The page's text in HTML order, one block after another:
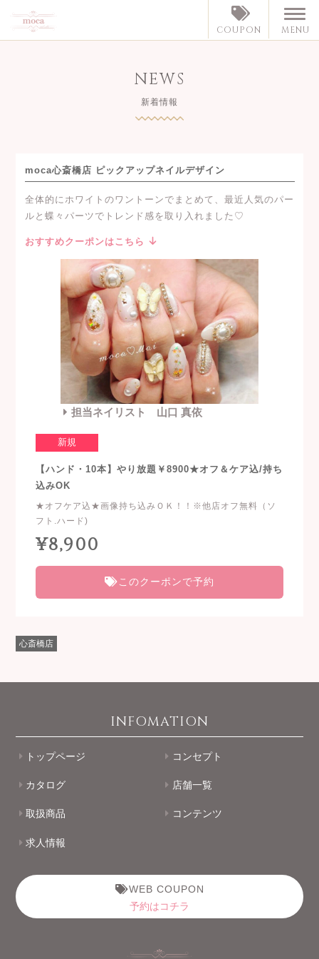
COUPON MENU
NEWS
新着情報
moca心斎橋店 ピックアップネイルデザイン
全体的にホワイトのワントーンでまとめて、最近人気のパー
ルと蝶々パーツでトレンド感を取り入れました♡
おすすめクーポンはこちら
担当ネイリスト 山口 真依
新規
【ハンド・10本】やり放題￥8900★オフ＆ケア込/持ち
込みOK
★オフケア込★画像持ち込みＯＫ！！※他店オフ無料（ソ
フト.ハード)
¥8,900
このクーポンで予約
心斎橋店
INFOMATION
トップページ コンセプト
カタログ 店舗一覧
取扱商品 コンテンツ
求人情報
WEB COUPON
予約はコチラ